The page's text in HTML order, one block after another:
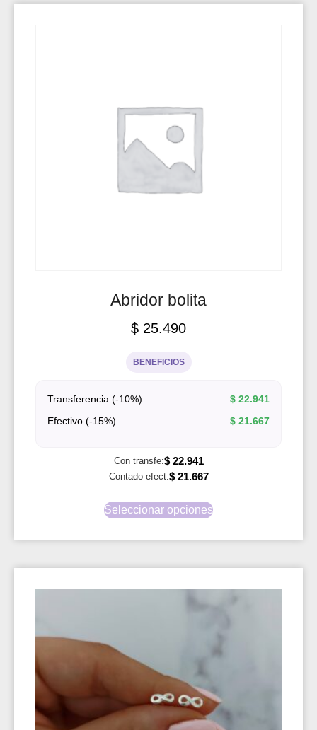
Abridor bolita
$ 25.490
BENEFICIOS
Transferencia (-10%) $ 22.941
Efectivo (-15%)
$ 21.667
Con transfe:$22.941
Contado efect:$21.667
Seleccionar opciones